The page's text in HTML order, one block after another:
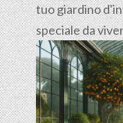
tuo giardino
speciale da